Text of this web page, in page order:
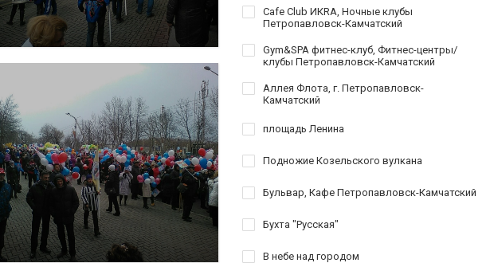
Cafe Club ИКRA, Ночные клубы
Петропавловск-Камчатский
Gym&SPA фитнес-клуб, Фитнес-центры/
клубы Петропавловск-Камчатский
Аллея Флота, г. Петропавловск-
Камчатский
площадь Ленина
Подножие Козельского вулкана
Бульвар, Кафе Петропавловск-Камчатский
Бухта "Русская"
В небе над городом